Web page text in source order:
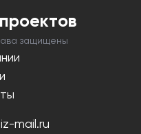
защищены
mail.ru